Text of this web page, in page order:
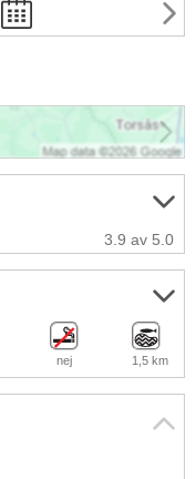
3.9 av 5.0
nej 1,5 km